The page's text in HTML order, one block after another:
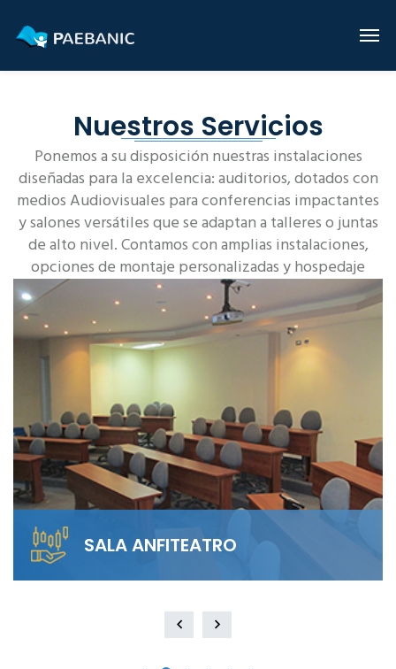
Nuestros Servicios
Ponemos a su disposición nuestras instalaciones
diseñadas para la excelencia: auditorios, dotados con
medios Audiovisuales para conferencias impactantes
y salones versátiles que se adaptan a talleres o juntas
de alto nivel. Contamos con amplias instalaciones,
opciones de montaje personalizadas y hospedaje
SALA ANFITEATRO
Alquila nuestra Sala Anfiteatro para 40
personas. El diseño escalonado garantiza